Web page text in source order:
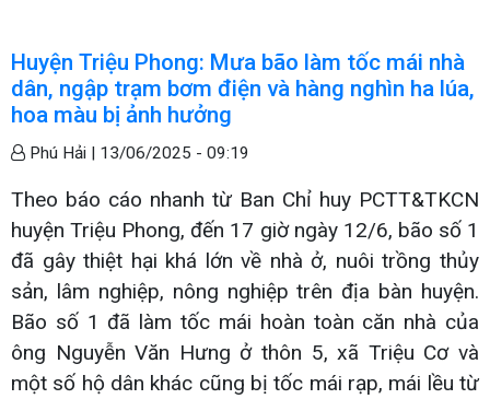
Huyện Triệu Phong: Mưa bão làm tốc mái nhà
dân, ngập trạm bơm điện và hàng nghìn ha lúa,
hoa màu bị ảnh hưởng
Phú Hải | 13/06/2025 - 09:19
Theo báo cáo nhanh từ Ban Chỉ huy PCTT&TKCN
huyện Triệu Phong, đến 17 giờ ngày 12/6, bão số 1
đã gây thiệt hại khá lớn về nhà ở, nuôi trồng thủy
sản, lâm nghiệp, nông nghiệp trên địa bàn huyện.
Bão số 1 đã làm tốc mái hoàn toàn căn nhà của
ông Nguyễn Văn Hưng ở thôn 5, xã Triệu Cơ và
một số hộ dân khác cũng bị tốc mái rạp, mái lều từ